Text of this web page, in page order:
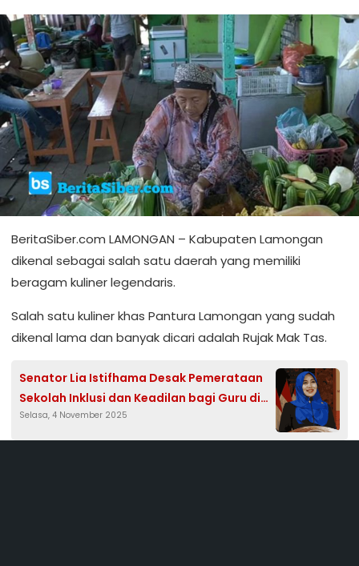
BeritaSiber.com LAMONGAN – Kabupaten Lamongan
dikenal sebagai salah satu daerah yang memiliki
beragam kuliner legendaris.
Salah satu kuliner khas Pantura Lamongan yang sudah
dikenal lama dan banyak dicari adalah Rujak Mak Tas.
Senator Lia Istifhama Desak Pemerataan
Sekolah Inklusi dan Keadilan bagi Guru di
Indonesia
Selasa, 4 November 2025